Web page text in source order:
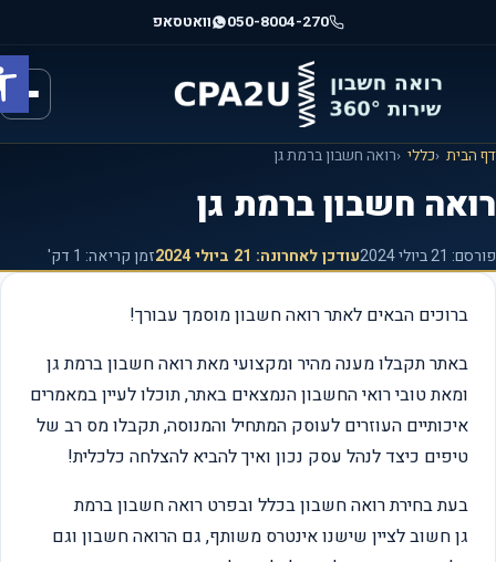
פתח
050-8004-270 וואטסאפ
הבית כללי רואה חשבון ברמת גן
חשבון ברמת גן
21 ביולי 2024 עודכן לאחרונה:21 ביולי 2024 זמן קריאה: 1 דק'
ברוכים הבאים לאתר רואה חשבון מוסמך עבורך!
באתר תקבלו מענה מהיר ומקצועי מאת רואה חשבון ברמת גן
ומאת טובי רואי החשבון הנמצאים באתר, תוכלו לעיין במאמרים
איכותיים העוזרים לעוסק המתחיל והמנוסה, תקבלו מס רב של
טיפים כיצד לנהל עסק נכון ואיך להביא להצלחה כלכלית!
בעת בחירת רואה חשבון בכלל ובפרט רואה חשבון ברמת
גן חשוב לציין שישנו אינטרס משותף, גם הרואה חשבון וגם